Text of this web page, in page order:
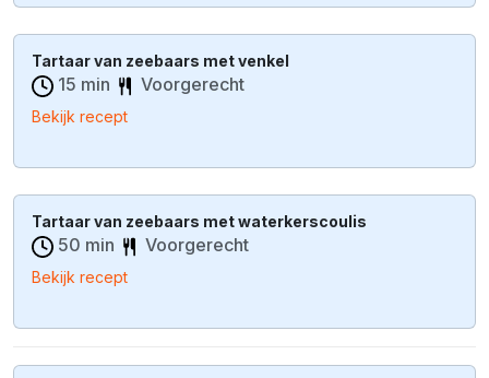
Tartaar van zeebaars met venkel
15 min Voorgerecht
Bekijk recept
Tartaar van zeebaars met waterkerscoulis
50 min Voorgerecht
Bekijk recept